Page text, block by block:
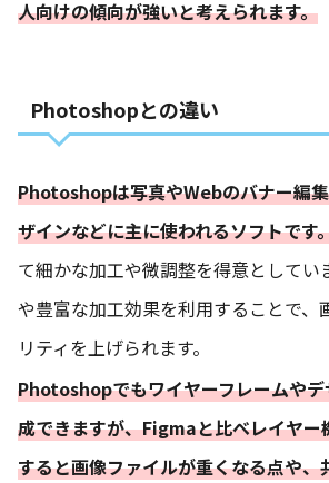
人向けの傾向が強いと考えられます。
Photoshopとの違い
Photoshopは写真やWebのバナー編
ザインなどに主に使われるソフトです
て細かな加工や微調整を得意としてい
や豊富な加工効果を利用することで、
リティを上げられます。
Photoshopでもワイヤーフレームや
成できますが、Figmaと比べレイヤー
すると画像ファイルが重くなる点や、